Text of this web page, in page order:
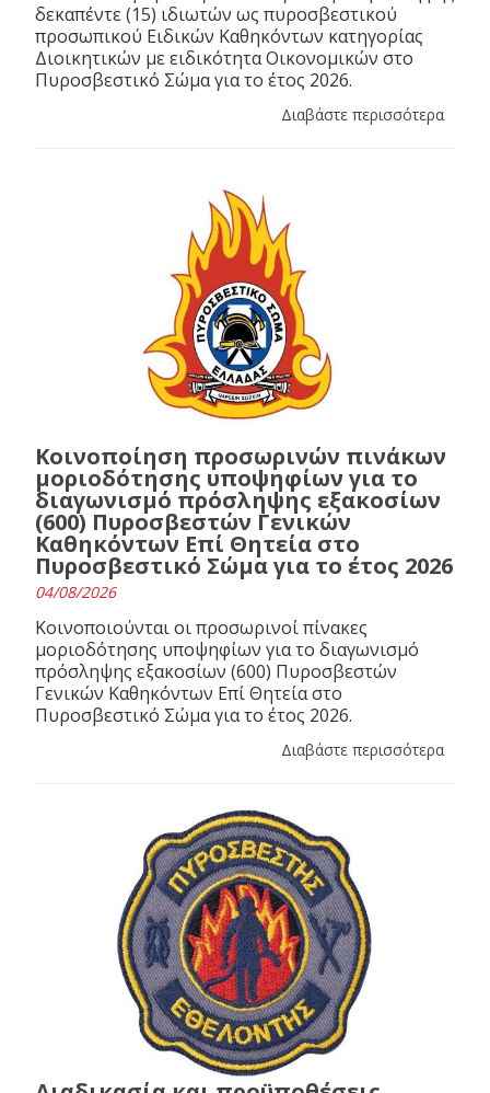
δεκαπέντε (15) ιδιωτών ως πυροσβεστικού
προσωπικού Ειδικών Καθηκόντων κατηγορίας
Διοικητικών με ειδικότητα Οικονομικών στο
Πυροσβεστικό Σώμα για το έτος 2026.
Διαβάστε περισσότερα
Κοινοποίηση προσωρινών πινάκων
μοριοδότησης υποψηφίων για το
διαγωνισμό πρόσληψης εξακοσίων
(600) Πυροσβεστών Γενικών
Καθηκόντων Επί Θητεία στο
Πυροσβεστικό Σώμα για το έτος 2026
04/08/2026
Κοινοποιούνται οι προσωρινοί πίνακες
μοριοδότησης υποψηφίων για το διαγωνισμό
πρόσληψης εξακοσίων (600) Πυροσβεστών
Γενικών Καθηκόντων Επί Θητεία στο
Πυροσβεστικό Σώμα για το έτος 2026.
Διαβάστε περισσότερα